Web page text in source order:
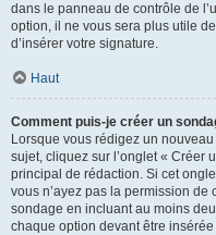
dans le panneau de contrôle de
option, il ne vous sera plus utile
d’insérer votre signature.
Haut
Comment puis-je créer un
Lorsque vous rédigez un
sujet, cliquez sur l’onglet « Créer
principal de rédaction. Si cet
vous n’ayez pas la permission
sondage en incluant au moins
chaque option devant être